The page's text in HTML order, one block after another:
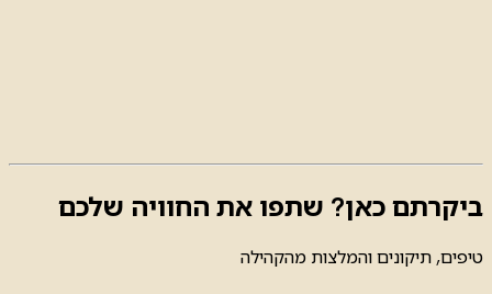
ביקרתם כאן? שתפו את החוויה שלכם
טיפים, תיקונים והמלצות מהקהילה